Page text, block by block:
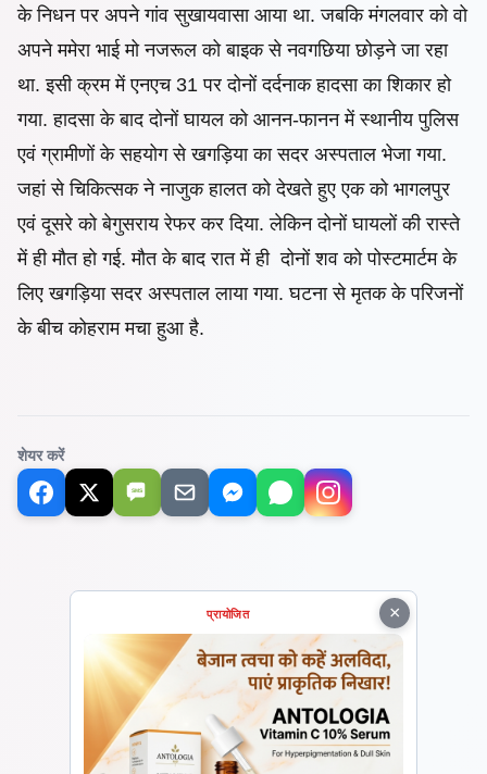
के निधन पर अपने गांव सुखायवासा आया था. जबकि मंगलवार को वो
अपने ममेरा भाई मो नजरूल को बाइक से नवगछिया छोड़ने जा रहा
था. इसी क्रम में एनएच 31 पर दोनों दर्दनाक हादसा का शिकार हो
गया. हादसा के बाद दोनों घायल को आनन-फानन में स्थानीय पुलिस
एवं ग्रामीणों के सहयोग से खगड़िया का सदर अस्पताल भेजा गया.
जहां से चिकित्सक ने नाजुक हालत को देखते हुए एक को भागलपुर
एवं दूसरे को बेगुसराय रेफर कर दिया. लेकिन दोनों घायलों की रास्ते
में ही मौत हो गई. मौत के बाद रात में ही दोनों शव को पोस्टमार्टम के
लिए खगड़िया सदर अस्पताल लाया गया. घटना से मृतक के परिजनों
के बीच कोहराम मचा हुआ है.
शेयर करें
SMS
×
प्रायोजित